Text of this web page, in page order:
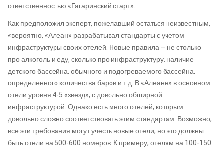
ответственностью «Гагаринский старт».
Как предположил эксперт, пожелавший остаться неизвестным,
«вероятно, «Алеан» разрабатывал стандарты с учетом
инфраструктуры своих отелей. Новые правила – не столько
про алкоголь и еду, сколько про инфраструктуру: наличие
детского бассейна, обычного и подогреваемого бассейна,
определенного количества баров и т.д. В «Алеане» в основном
отели уровня 4-5 «звезд», с довольно обширной
инфраструктурой. Однако есть много отелей, которым
довольно сложно соответствовать этим стандартам. Возможно,
все эти требования могут учесть новые отели, но это должны
быть отели на 500-600 номеров. К примеру, отелям на 100-150